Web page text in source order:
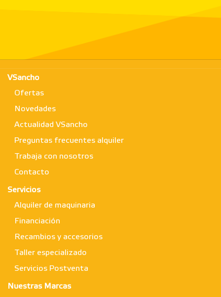
VSancho
Ofertas
Novedades
Actualidad VSancho
Preguntas frecuentes alquiler
Trabaja con nosotros
Contacto
Servicios
Alquiler de maquinaria
Financiación
Recambios y accesorios
Taller especializado
Servicios Postventa
Nuestras Marcas